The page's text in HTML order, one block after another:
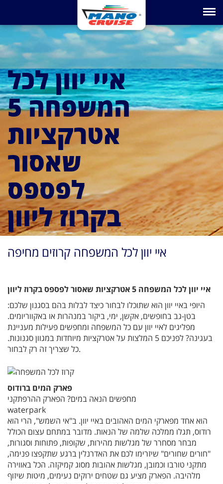
Toggle
איי יוון לכל
המשפחה 5
אטרקציות
שאסור
לפספס
בקרוז ליוון
איי יוון לכל המשפחה קרוזים מחיפה
איי יוון לכל המשפחה 5 אטרקציות שאסור לפספס בקרוז ליוון
היופי באיי יוון הוא שתוכלו לבחור כיצד לבלות בהם בסגנון שלכם:
בטן-גב בחופשים, אקשן, ימי, ביקור במנהרות או באקווריומים.
מפליגים לאיי יוון עם כל המשפחה ומחפשים פעילות מעניינת
בעגינה? לפניכם 5 המלצות על אטרקציות מיוחדות במגוון סגנונות.
כל שצריך זה רק לבחור.
פארק המים ברודוס
מחפשים הנאה במים? הפארק ההרפתקני
waterpark
הוא אחד מפארקי המים האהובים באיי יוון. ב"אי השמש", הרי הוא
רודוס, תגלו ממלכה שלמה של הנאות. מדובר במתחם עצום הכולל
מבחר מסחרר של מגלשות מהירות, שקופות, פתוחות וסגורות,
"חורים שחורים" שיזרימו לכם את האדרנלין ברגע שתקפצו פנימה,
מתקני טורבו וכמובן, מגלשות אהובות מסוג קמיקזה. הכל באווירה
מלהיבה. הפארק מציע גם שטחים ירוקים נעימים, מיטות שיזוף